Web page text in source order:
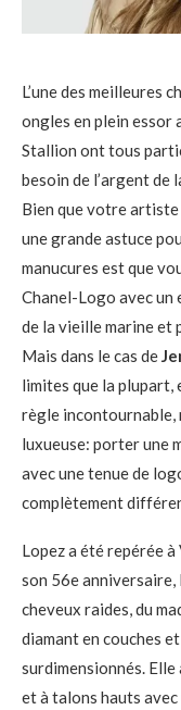
L’une des meilleures
ongles en plein essor
Stallion ont tous
besoin de l’argent de
Bien que votre
une grande astuce
manucures est que
Chanel-Logo avec un
de la vieille marine et
Mais dans le cas de
limites que la plupart,
règle incontournable,
luxueuse: porter une
avec une tenue de
complètement
Lopez a été repérée
son 56e anniversaire,
cheveux raides, du
diamant en couches
surdimensionnés. Elle
et à talons hauts